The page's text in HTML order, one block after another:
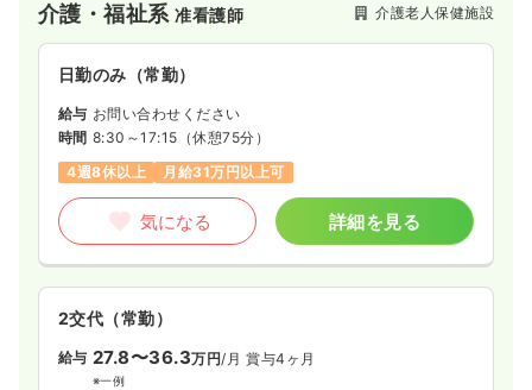
介護・福祉系准看護師 介護老人保健施設
日勤のみ（常勤）
給与 お問い合わせください
時間 8:30～17:15 （休憩75分）
4週8休以上
月給31万円以上可
気になる 詳細を見る
2交代（常勤）
給与 27.8〜36.3万円/月 賞与4ヶ月
※一例